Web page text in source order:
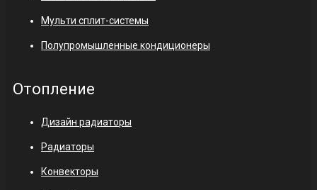
Мульти сплит-системы
Полупромышленные кондиционеры
Отопление
Дизайн радиаторы
Радиаторы
Конвекторы